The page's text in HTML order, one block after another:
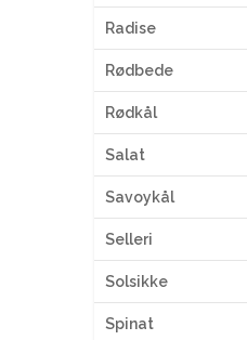
Radise
Rødbede
Rødkål
Salat
Savoykål
Selleri
Solsikke
Spinat